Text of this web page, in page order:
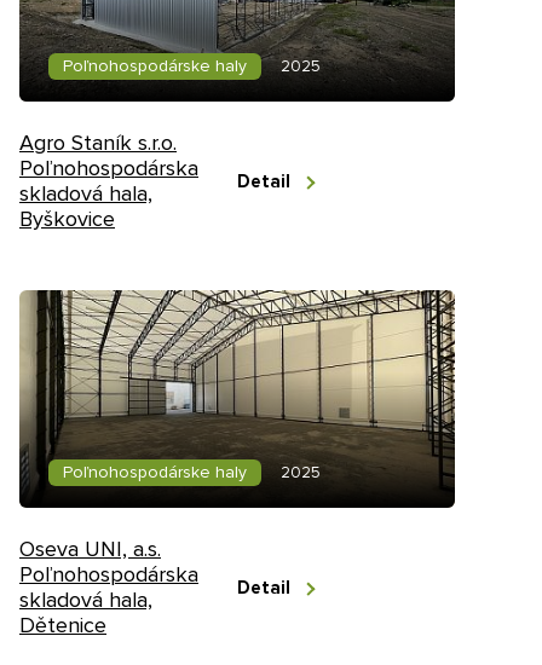
Kontakt
Nezáväzný dopyt
Poľnohospodárske haly 2025
Agro Staník s.r.o.
Poľnohospodárska
skladová hala,
Byškovice
Detail
Poľnohospodárske haly 2025
Oseva UNI, a.s.
Poľnohospodárska
skladová hala,
Dětenice
Detail